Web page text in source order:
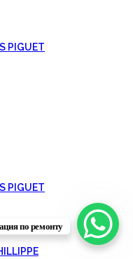
PIGUET
PIGUET
по ремонту